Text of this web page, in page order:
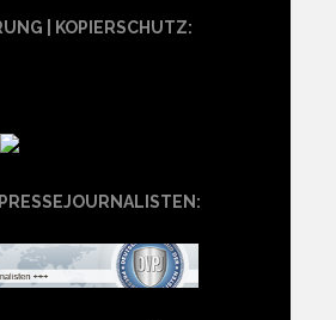
| KOPIERSCHUTZ: